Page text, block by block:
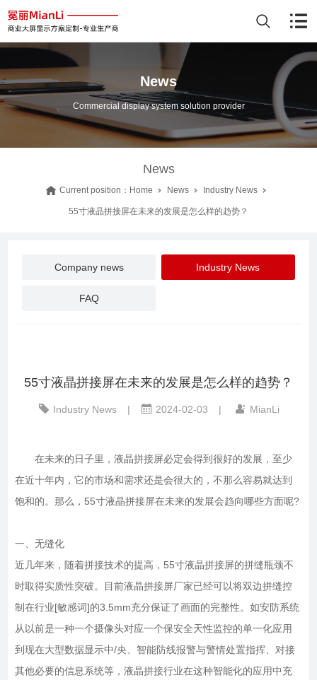
News
Commercial display system solution provider
News
Current position： Home News Industry News
55寸液晶拼接屏在未来的发展是怎么样的趋势？
Company news Industry News
FAQ
55寸液晶拼接屏在未来的发展是怎么样的趋势？
Industry News | 2024-02-03 | MianLi
在未来的日子里，液晶拼接屏必定会得到很好的发展，至少
在近十年内，它的市场和需求还是会很大的，不那么容易就达到
饱和的。那么，55寸液晶拼接屏在未来的发展会趋向哪些方面呢?
一、无缝化
近几年来，随着拼接技术的提高，55寸液晶拼接屏的拼缝瓶颈不
时取得实质性突破。目前液晶拼接屏厂家已经可以将双边拼缝控
制在行业[敏感词]的3.5mm充分保证了画面的完整性。如安防系统
从以前是一种一个摄像头对应一个保安全天性监控的单一化应用
到现在大型数据显示中/央、智能防线报警与警情处置指挥、对接
其他必要的信息系统等，液晶拼接行业在这种智能化的应用中充